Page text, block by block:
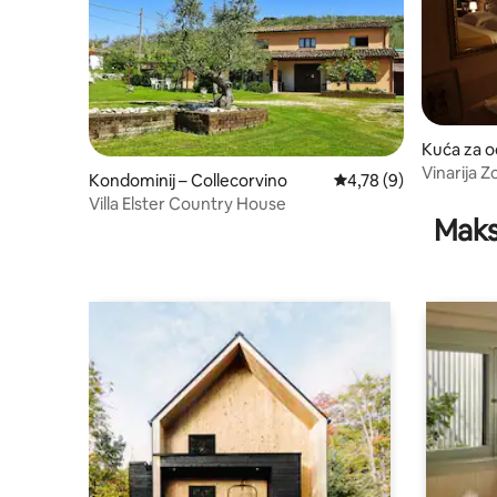
Kondominij – Collecorvino Prosječna ocjena:
4,78 (9)
Villa Elster Country House
Kuća za
tino
Vinarija